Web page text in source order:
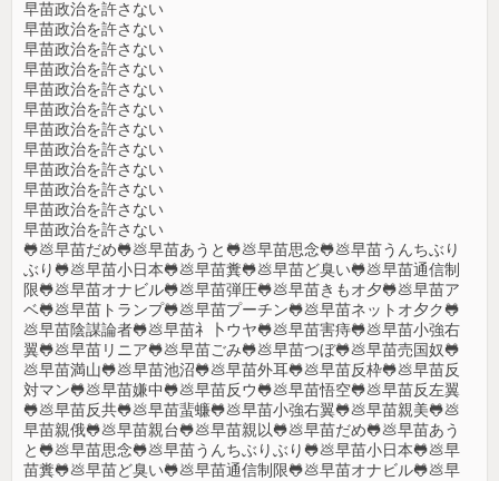
早苗政治を許さない
早苗政治を許さない
早苗政治を許さない
早苗政治を許さない
早苗政治を許さない
早苗政治を許さない
早苗政治を許さない
早苗政治を許さない
早苗政治を許さない
早苗政治を許さない
早苗政治を許さない
早苗政治を許さない
🐸💩早苗だめ🐸💩早苗あうと🐸💩早苗思念🐸💩早苗うんちぶり
ぶり🐸💩早苗小日本🐸💩早苗糞🐸💩早苗ど臭い🐸💩早苗通信制
限🐸💩早苗オナビル🐸💩早苗弾圧🐸💩早苗きもオ夕🐸💩早苗ア
ベ🐸💩早苗トランプ🐸💩早苗プーチン🐸💩早苗ネットオ夕ク🐸
💩早苗陰謀論者🐸💩早苗礻卜ウヤ🐸💩早苗害痔🐸💩早苗小強右
翼🐸💩早苗リニア🐸💩早苗ごみ🐸💩早苗つぼ🐸💩早苗売国奴🐸
💩早苗満山🐸💩早苗池沼🐸💩早苗外耳🐸💩早苗反枠🐸💩早苗反
対マン🐸💩早苗嫌中🐸💩早苗反ウ🐸💩早苗悟空🐸💩早苗反左翼
🐸💩早苗反共🐸💩早苗蜚蠊🐸💩早苗小強右翼🐸💩早苗親美🐸💩
早苗親俄🐸💩早苗親台🐸💩早苗親以🐸💩早苗だめ🐸💩早苗あう
と🐸💩早苗思念🐸💩早苗うんちぶりぶり🐸💩早苗小日本🐸💩早
苗糞🐸💩早苗ど臭い🐸💩早苗通信制限🐸💩早苗オナビル🐸💩早